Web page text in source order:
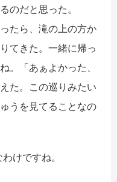
のだと思った。
たら、滝の上の方か
てきた。一緒に帰っ
。「あぁよかった、
た。この巡りみたい
うを見てることなの
けですね。